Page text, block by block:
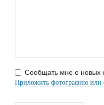
Сообщать мне о новых
Приложить фотографию или